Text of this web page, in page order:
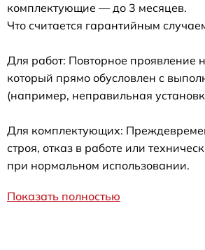
комплектующие — до 3 месяцев.
Что считается гарантийным
Для работ: Повторное проявление
который прямо обусловлен с
(например, неправильная
Для комплектующих:
строя, отказ в работе или
при нормальном использовании.
Показать полностью